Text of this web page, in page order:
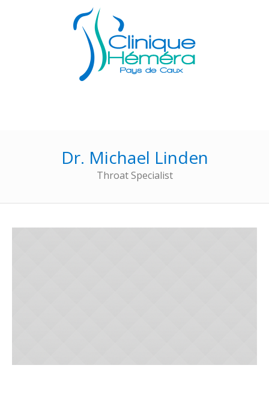
Dr. Michael Linden
Throat Specialist